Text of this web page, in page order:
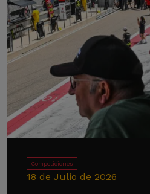
Competiciones
18 de Julio de 2026